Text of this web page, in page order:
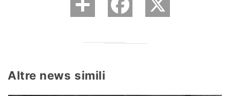
Altre news simili